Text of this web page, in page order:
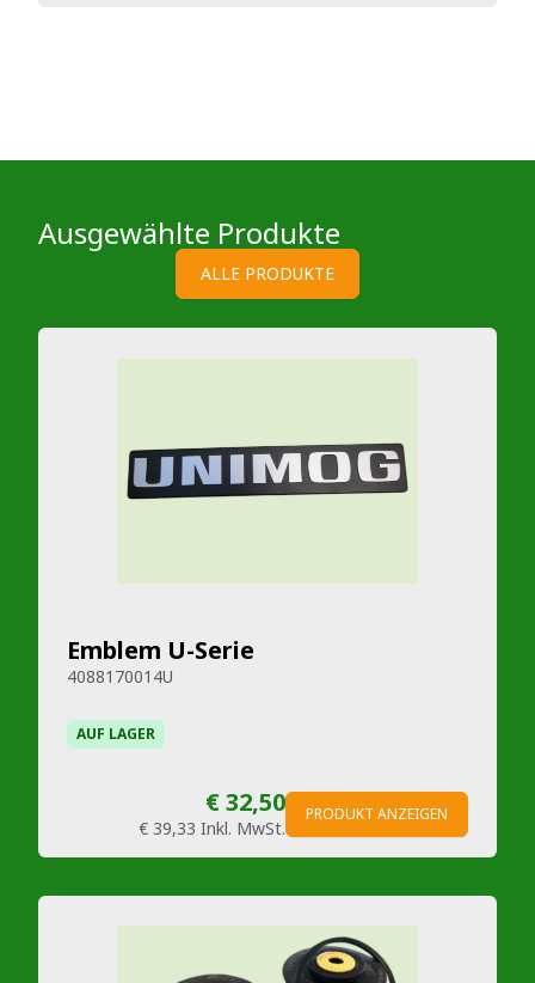
Ausgewählte Produkte
ALLE PRODUKTE
Emblem U-Serie
4088170014U
AUF LAGER
€ 32,50
€ 39,33 Inkl. MwSt.
PRODUKT ANZEIGEN